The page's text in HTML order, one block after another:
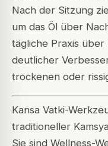
Nach der Sitzung
um das Öl über
tägliche Praxis
deutlicher
trockenen oder
Kansa Vatki-
traditioneller
Sie sind Wellness-